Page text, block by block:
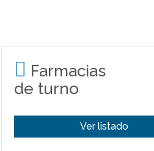
Farmacias
de turno
Ver listado